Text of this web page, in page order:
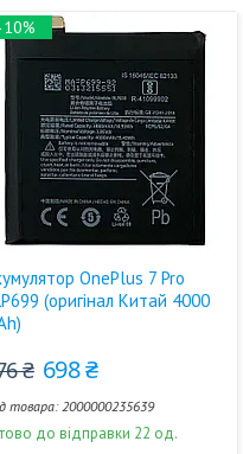
OnePlus 7 Pro
(оригінал Китай 4000
₴ 698 ₴
2000000235639
до відправки 22 од.